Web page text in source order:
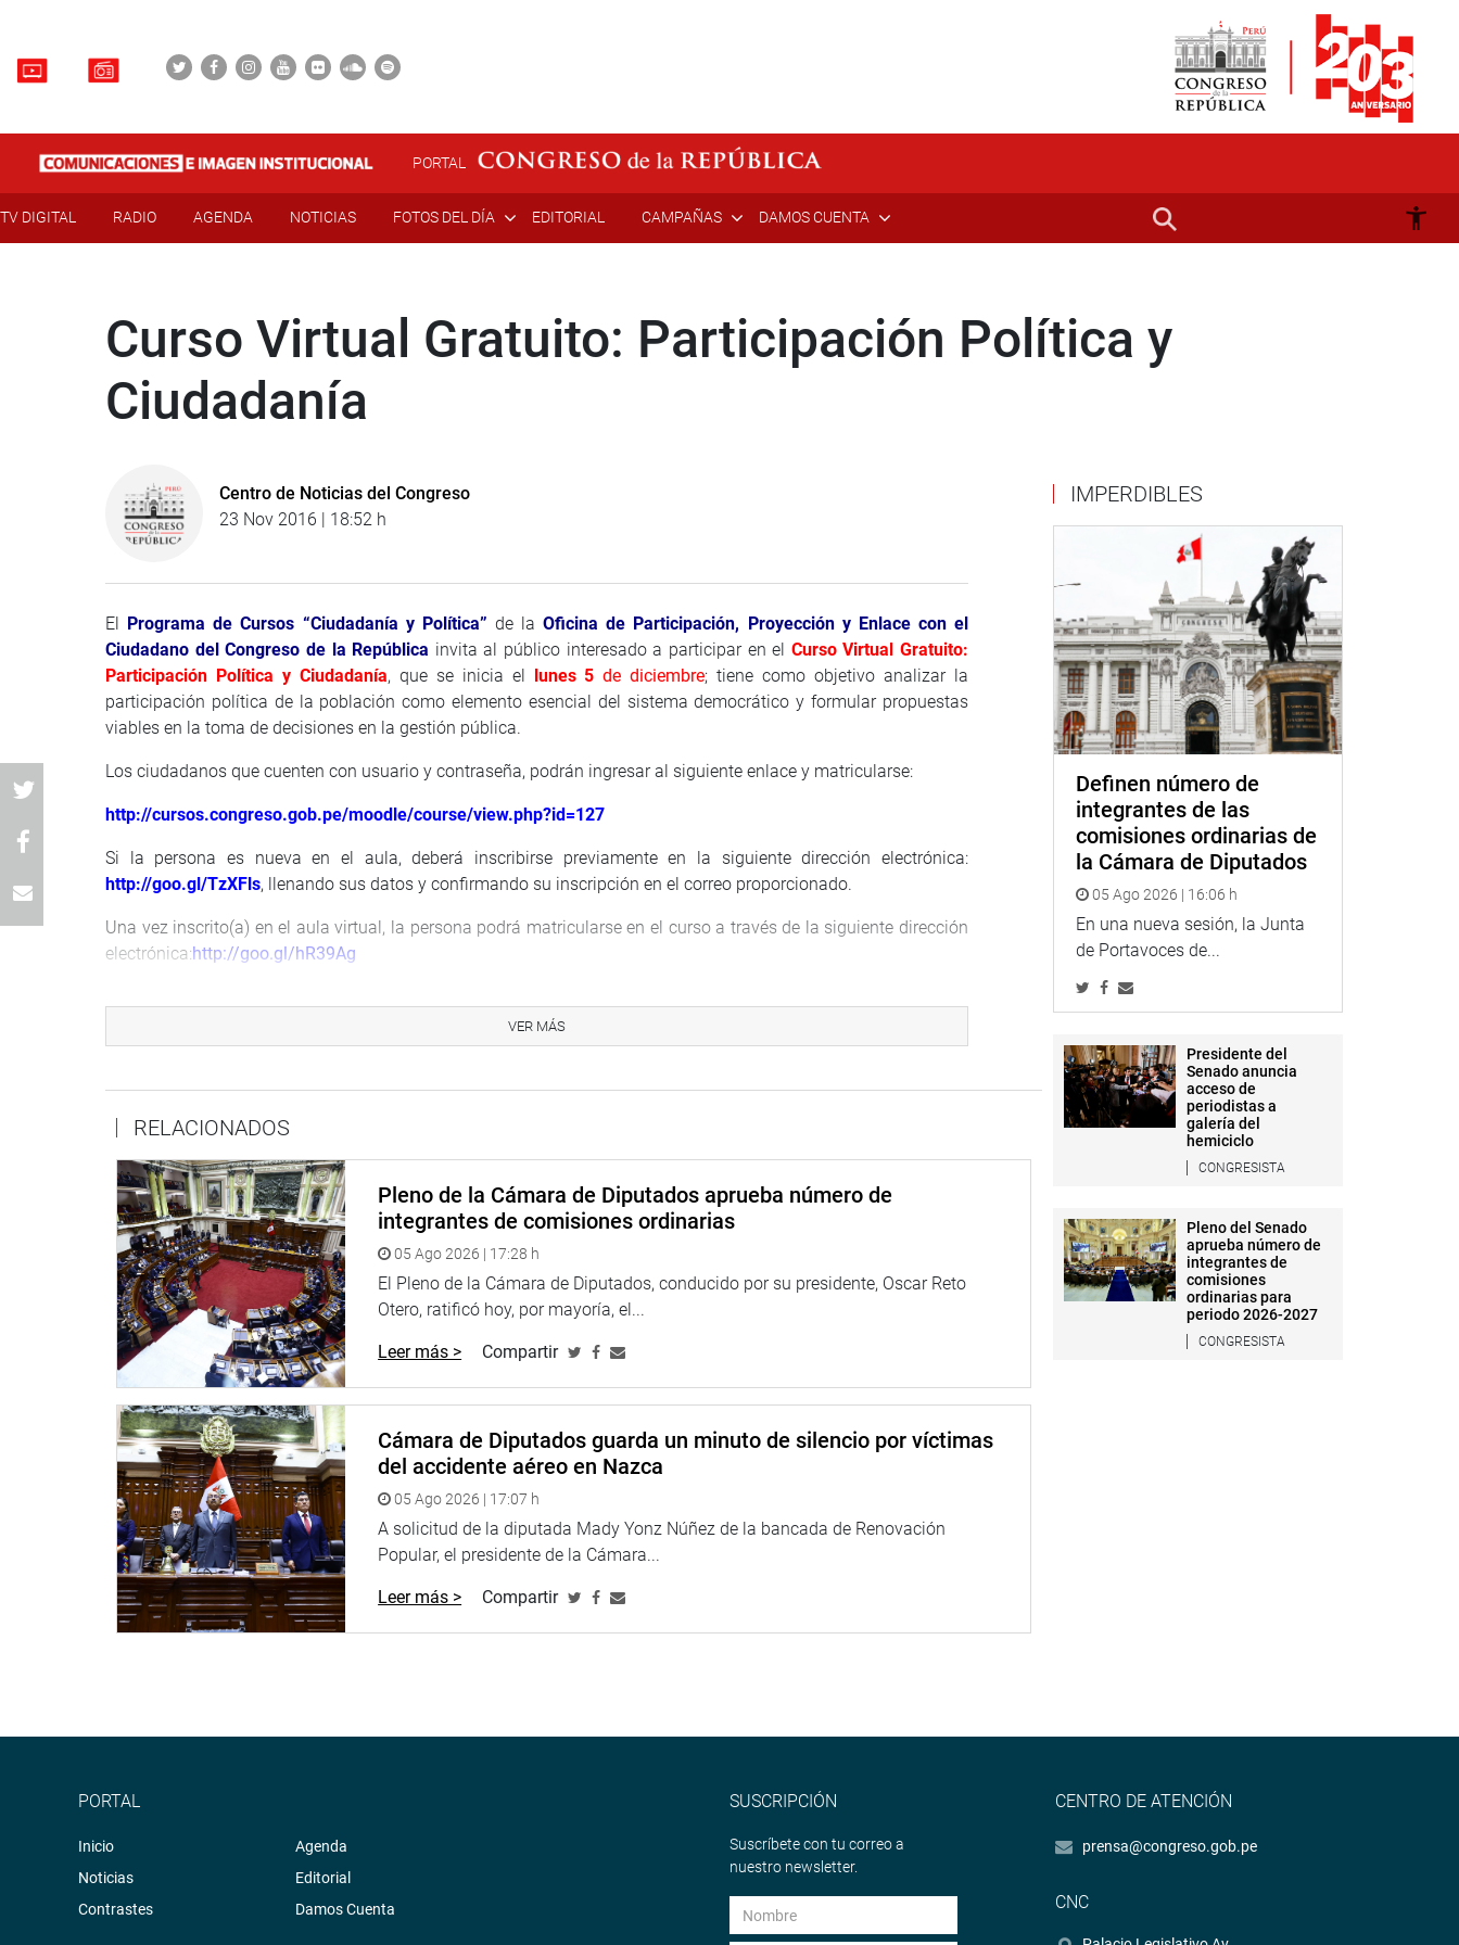
PORTAL
TV DIGITAL RADIO AGENDA NOTICIAS FOTOS DEL DÍA EDITORIAL CAMPAÑAS DAMOS CUENTA
Curso Virtual Gratuito: Participación Política y
Ciudadanía
Centro de Noticias del Congreso
23 Nov 2016 | 18:52 h
El Programa de Cursos “Ciudadanía y Política” de laOficina de Participación, Proyección y Enlace con el
Ciudadano del Congreso de la República invita al público interesado a participar en el Curso Virtual Gratuito:
Participación Política y Ciudadanía, que se inicia el lunes 5 de diciembre; tiene como objetivo analizar la
participación política de la población como elemento esencial del sistema democrático y formular propuestas
viables en la toma de decisiones en la gestión pública.
Los ciudadanos que cuenten con usuario y contraseña, podrán ingresar al siguiente enlace y matricularse:
http://cursos.congreso.gob.pe/moodle/course/view.php?id=127
Si la persona es nueva en el aula, deberá inscribirse previamente en la siguiente dirección electrónica:
http://goo.gl/TzXFls, llenando sus datos y confirmando su inscripción en el correo proporcionado.
Una vez inscrito(a) en el aula virtual, la persona podrá matricularse en el curso a través de la siguiente dirección
electrónica:http://goo.gl/hR39Ag
; o mediante el siguiente correo electrónico: admincursos@congreso.gob.pe
Oficina de Participación, Proyección y Enlace con el Ciudadano del Congreso de la República
VER MÁS
RELACIONADOS
Pleno de la Cámara de Diputados aprueba número de
integrantes de comisiones ordinarias
05 Ago 2026 | 17:28 h
El Pleno de la Cámara de Diputados, conducido por su presidente, Oscar Reto
Otero, ratificó hoy, por mayoría, el...
Leer más > Compartir
Cámara de Diputados guarda un minuto de silencio por víctimas
del accidente aéreo en Nazca
05 Ago 2026 | 17:07 h
A solicitud de la diputada Mady Yonz Núñez de la bancada de Renovación
Popular, el presidente de la Cámara...
Leer más > Compartir
IMPERDIBLES
Definen número de
integrantes de las
comisiones ordinarias de
la Cámara de Diputados
05 Ago 2026 | 16:06 h
En una nueva sesión, la Junta
de Portavoces de...
Presidente del
Senado anuncia
acceso de
periodistas a
galería del
hemiciclo
CONGRESISTA
Pleno del Senado
aprueba número de
integrantes de
comisiones
ordinarias para
periodo 2026-2027
CONGRESISTA
PORTAL
Inicio
Noticias
Contrastes
Agenda
Editorial
Damos Cuenta
SUSCRIPCIÓN
Suscríbete con tu correo a
nuestro newsletter.
CENTRO DE ATENCIÓN
prensa@congreso.gob.pe
CNC